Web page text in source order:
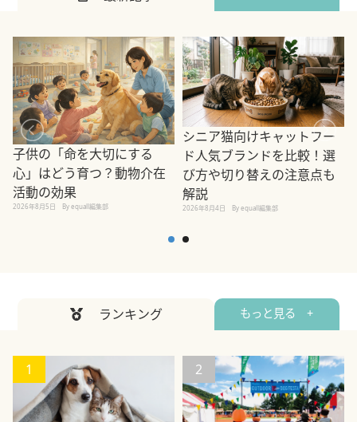
子供の「命を大切にする
心」はどう育つ？動物介在
活動の効果
2026年8月5日 By equall編集部
シニア猫向けキャットフー
ド人気ブランドを比較！選
び方や切り替えの注意点も
解説
2026年8月4日 By equall編集部
ランキング もっと見る +
1 2